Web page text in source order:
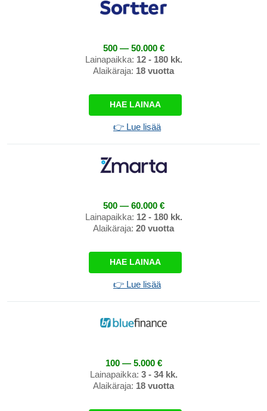
500 — 50.000 €
Lainapaikka: 12 - 180 kk.
Alaikäraja: 18 vuotta
HAE LAINAA
👉 Lue lisää
500 — 60.000 €
Lainapaikka: 12 - 180 kk.
Alaikäraja: 20 vuotta
HAE LAINAA
👉 Lue lisää
100 — 5.000 €
Lainapaikka: 3 - 34 kk.
Alaikäraja: 18 vuotta